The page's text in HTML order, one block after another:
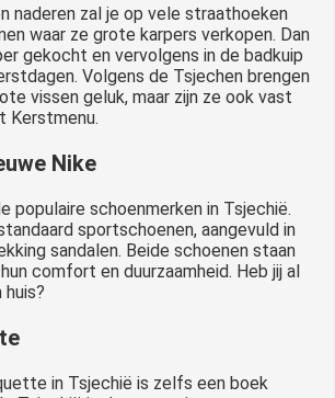
naderen zal je op vele straathoeken
waar ze grote karpers verkopen. Dan
gekocht en vervolgens in de badkuip
Volgens de Tsjechen brengen
vissen geluk, maar zijn ze ook vast
Kerstmenu.
Nike
populaire schoenmerken in Tsjechië.
sportschoenen, aangevuld in
sandalen. Beide schoenen staan
comfort en duurzaamheid. Heb jij al
huis?
in Tsjechië is zelfs een boek